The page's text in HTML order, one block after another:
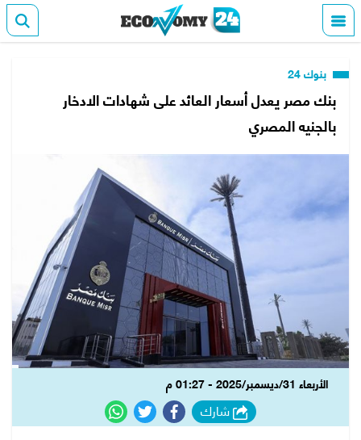
بنوك 24
بنك مصر يعدل أسعار العائد على شهادات الادخار
بالجنيه المصري
الأربعاء 31/ديسمبر/2025 - 01:27 م
شارك